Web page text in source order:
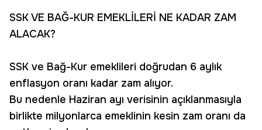
SSK VE BAĞ-KUR EMEKLİLERİ NE KADAR ZAM
ALACAK?
SSK ve Bağ-Kur emeklileri doğrudan 6 aylık
enflasyon oranı kadar zam alıyor.
Bu nedenle Haziran ayı verisinin açıklanmasıyla
birlikte milyonlarca emeklinin kesin zam oranı da